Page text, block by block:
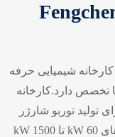
شیمیایی حرفه
تخصص دارد.کارخانه
تولید توربو شارژر
استفاده می کندمحصولات آن می توانند با موتورهای 60 kW تا 1500 kW